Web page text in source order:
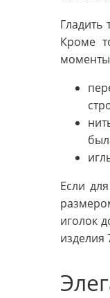
Кроме
Если
иголок
изделия